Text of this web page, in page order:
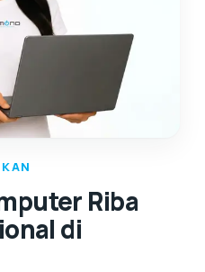
Riba
di